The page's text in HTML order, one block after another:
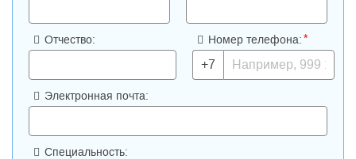
Отчество: Номер телефона:*
+7
Электронная почта:
Специальность: